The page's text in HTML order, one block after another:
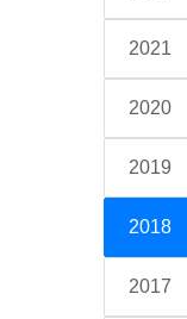
2021
2020
2019
2018
2017